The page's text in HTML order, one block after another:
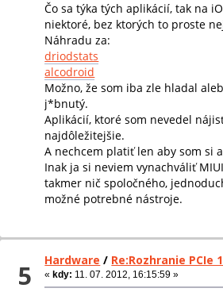
Čo sa týka tých aplikácií, tak na
niektoré, bez ktorých to proste
Náhradu za:
driodstats
alcodroid
Možno, že som iba zle hladal
j*bnutý.
Aplikácií, ktoré som nevedel
najdôležitejšie.
A nechcem platiť len aby som si
Inak ja si neviem vynachváliť
takmer nič spoločného,
možné potrebné nástroje.
5 Hardware / Re:Rozhranie PCIe
« kdy: 11. 07. 2012, 16:15:59 »